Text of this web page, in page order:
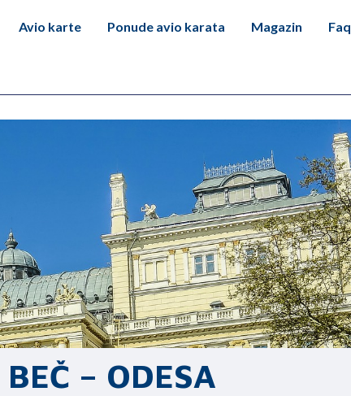
Avio karte
Ponude avio karata Magazin Faq
BEČ – ODESA